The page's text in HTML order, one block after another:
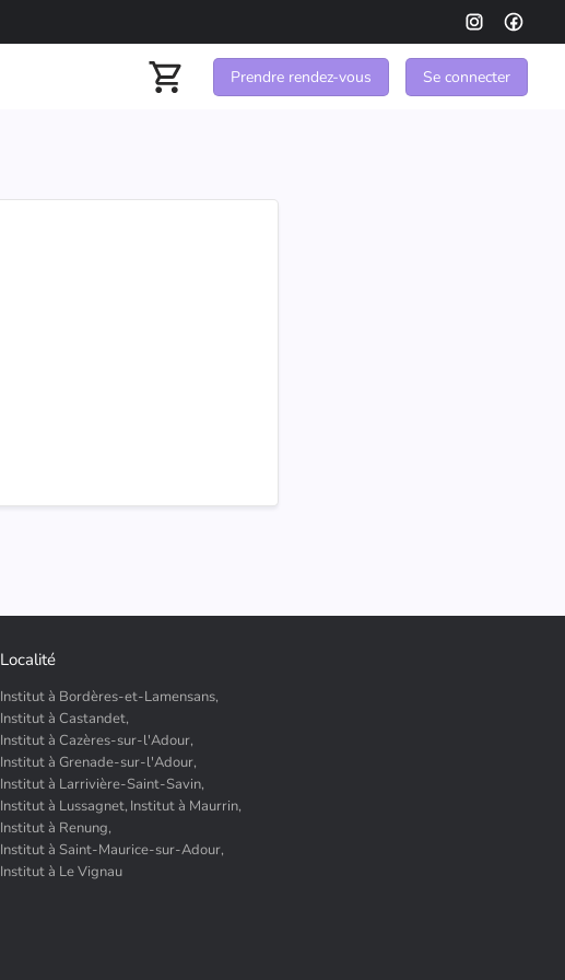
Prendre rendez-vous Se connecter
Localité
Institut à Bordères-et-Lamensans,
Institut à Castandet,
Institut à Cazères-sur-l'Adour,
Institut à Grenade-sur-l'Adour,
Institut à Larrivière-Saint-Savin,
Institut à Lussagnet, Institut à Maurrin,
Institut à Renung,
Institut à Saint-Maurice-sur-Adour,
Institut à Le Vignau